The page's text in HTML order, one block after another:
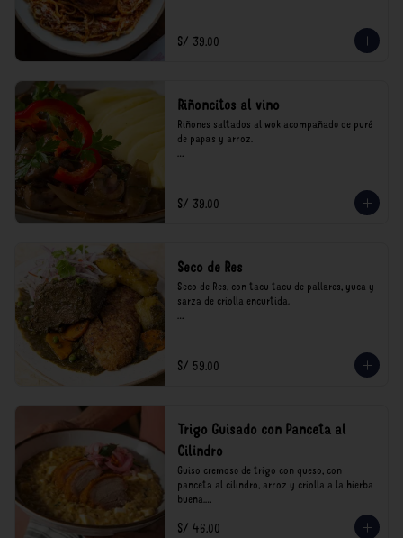
S/ 39.00
Riñoncitos al vino
Riñones saltados al wok acompañado de puré
de papas y arroz.
consumo.
S/ 39.00
Seco de Res
Seco de Res, con tacu tacu de pallares, yuca y
sarza de criolla encurtida.
consumo.
S/ 59.00
Trigo Guisado con Panceta al
Cilindro
Guiso cremoso de trigo con queso, con
panceta al cilindro, arroz y criolla a la hierba
buena.
*Nuestros precios están expresados en soles e
S/ 46.00